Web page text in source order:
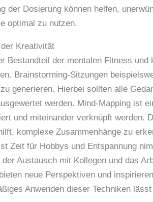
der Dosierung können helfen,
optimal zu nutzen.
Kreativität
Bestandteil der mentalen Fitness und
Brainstorming-Sitzungen
generieren. Hierbei sollten alle
werden. Mind-Mapping ist
und miteinander verknüpft werden.
komplexe Zusammenhänge zu
Zeit für Hobbys und Entspannung
Austausch mit Kollegen und das
neue Perspektiven und
Anwenden dieser Techniken